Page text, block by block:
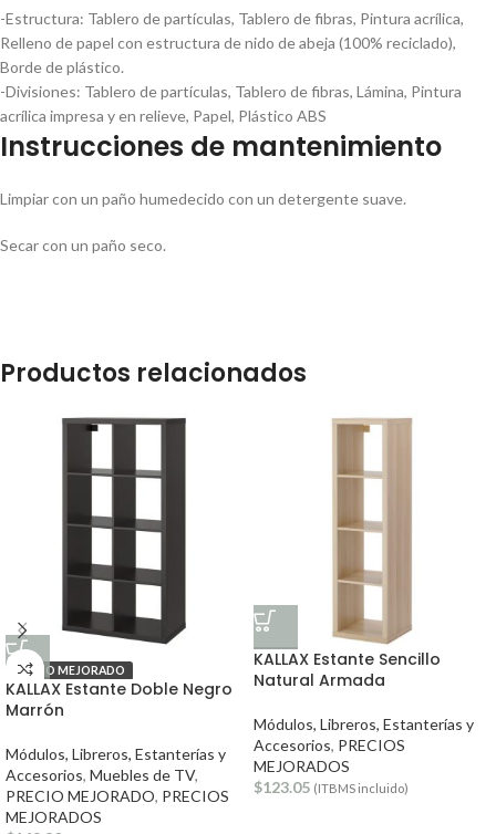
-Estructura: Tablero de partículas, Tablero de fibras, Pintura acrílica,
Relleno de papel con estructura de nido de abeja (100% reciclado),
Borde de plástico.
-Divisiones: Tablero de partículas, Tablero de fibras, Lámina, Pintura
acrílica impresa y en relieve, Papel, Plástico ABS
Instrucciones de mantenimiento
Limpiar con un paño humedecido con un detergente suave.
Secar con un paño seco.
Productos relacionados
PRECIO MEJORADO
KALLAX Estante Doble Negro
Marrón
Módulos, Libreros, Estanterías y
Accesorios, Muebles de TV,
PRECIO MEJORADO, PRECIOS
MEJORADOS
KALLAX Estante Sencillo
Natural Armada
Módulos, Libreros, Estanterías y
Accesorios, PRECIOS
MEJORADOS
$123.05 (ITBMS incluido)